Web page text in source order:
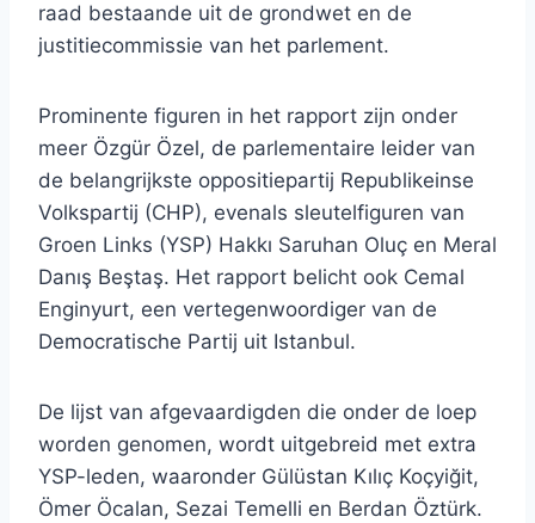
raad bestaande uit de grondwet en de
justitiecommissie van het parlement.
Prominente figuren in het rapport zijn onder
meer Özgür Özel, de parlementaire leider van
de belangrijkste oppositiepartij Republikeinse
Volkspartij (CHP), evenals sleutelfiguren van
Groen Links (YSP) Hakkı Saruhan Oluç en Meral
Danış Beştaş. Het rapport belicht ook Cemal
Enginyurt, een vertegenwoordiger van de
Democratische Partij uit Istanbul.
De lijst van afgevaardigden die onder de loep
worden genomen, wordt uitgebreid met extra
YSP-leden, waaronder Gülüstan Kılıç Koçyiğit,
Ömer Öcalan, Sezai Temelli en Berdan Öztürk.